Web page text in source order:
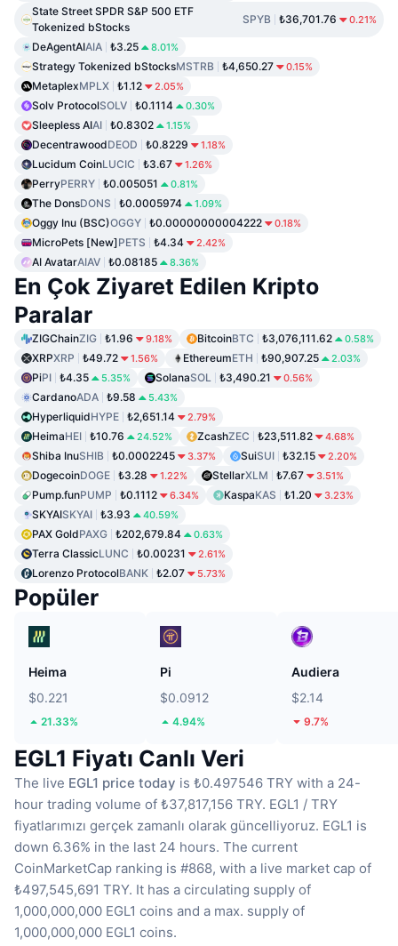
State Street SPDR S&P 500 ETF
Tokenized bStocks
SPYB ₺36,701.76 0.21%
DeAgentAIAIA ₺3.25 8.01%
Strategy Tokenized bStocksMSTRB ₺4,650.27 0.15%
MetaplexMPLX ₺1.12 2.05%
Solv ProtocolSOLV ₺0.1114 0.30%
Sleepless AIAI ₺0.8302 1.15%
DecentrawoodDEOD ₺0.8229 1.18%
Lucidum CoinLUCIC ₺3.67 1.26%
PerryPERRY ₺0.005051 0.81%
The DonsDONS ₺0.0005974 1.09%
Oggy Inu (BSC)OGGY ₺0.00000000004222 0.18%
MicroPets [New]PETS ₺4.34 2.42%
AI AvatarAIAV ₺0.08185 8.36%
En Çok Ziyaret Edilen Kripto
Paralar
ZIGChainZIG ₺1.96 9.18% BitcoinBTC ₺3,076,111.62 0.58%
XRPXRP ₺49.72 1.56% EthereumETH ₺90,907.25 2.03%
PiPI ₺4.35 5.35% SolanaSOL ₺3,490.21 0.56%
CardanoADA ₺9.58 5.43%
HyperliquidHYPE ₺2,651.14 2.79%
HeimaHEI ₺10.76 24.52% ZcashZEC ₺23,511.82 4.68%
Shiba InuSHIB ₺0.0002245 3.37% SuiSUI ₺32.15 2.20%
DogecoinDOGE ₺3.28 1.22% StellarXLM ₺7.67 3.51%
Pump.funPUMP ₺0.1112 6.34% KaspaKAS ₺1.20 3.23%
SKYAISKYAI ₺3.93 40.59%
PAX GoldPAXG ₺202,679.84 0.63%
Terra ClassicLUNC ₺0.00231 2.61%
Lorenzo ProtocolBANK ₺2.07 5.73%
Popüler
Heima
$0.221
21.33%
Pi
$0.0912
4.94%
Audiera
$2.14
9.7%
EGL1 Fiyatı Canlı Veri
The live EGL1 price today is ₺0.497546 TRY with a 24-
hour trading volume of ₺37,817,156 TRY. EGL1 / TRY
fiyatlarımızı gerçek zamanlı olarak güncelliyoruz. EGL1 is
down 6.36% in the last 24 hours. The current
CoinMarketCap ranking is #868, with a live market cap of
₺497,545,691 TRY. It has a circulating supply of
1,000,000,000 EGL1 coins and a max. supply of
1,000,000,000 EGL1 coins.